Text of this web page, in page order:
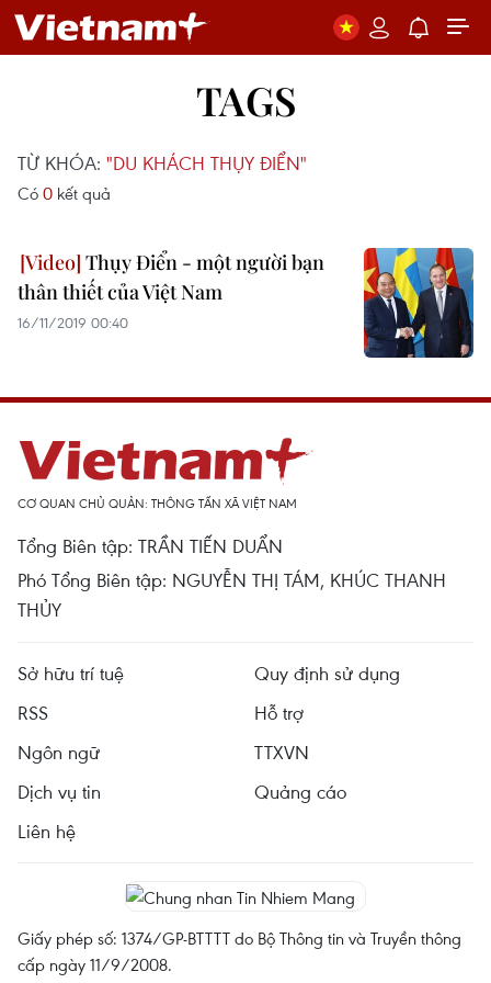
TAGS
TỪ KHÓA: "DU KHÁCH THỤY ĐIỂN"
Có 0 kết quả
Thụy Điển - một người bạn
thân thiết của Việt Nam
16/11/2019 00:40
CƠ QUAN CHỦ QUẢN: THÔNG TẤN XÃ VIỆT NAM
Tổng Biên tập: TRẦN TIẾN DUẨN
Phó Tổng Biên tập: NGUYỄN THỊ TÁM, KHÚC THANH
THỦY
Sở hữu trí tuệ
Quy định sử dụng
RSS
Hỗ trợ
Ngôn ngữ
TTXVN
Dịch vụ tin
Quảng cáo
Liên hệ
Giấy phép số: 1374/GP-BTTTT do Bộ Thông tin và Truyền thông
cấp ngày 11/9/2008.